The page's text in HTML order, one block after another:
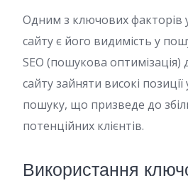
Одним з ключових факторів
сайту є його видимість у
SEO (пошукова
сайту зайняти високі
пошуку, що призведе до
потенційних клієнтів.
Використання